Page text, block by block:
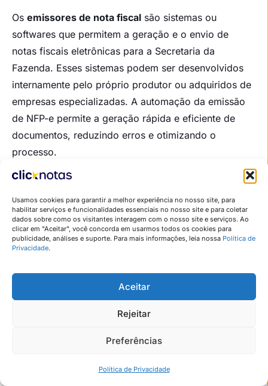
Usamos cookies para garantir a melhor experiência no nosso site, para
habilitar serviços e funcionalidades essenciais no nosso site e para coletar
dados sobre como os visitantes interagem com o nosso site e serviços. Ao
clicar em "Aceitar", você concorda em usarmos todos os cookies para
publicidade, análises e suporte. Para mais informações, leia nossa Política de
Privacidade.
Aceitar
Rejeitar
Preferências
Política de Privacidade
Os emissores de nota fiscal são sistemas ou
softwares que permitem a geração e o envio de
notas fiscais eletrônicas para a Secretaria da
Fazenda. Esses sistemas podem ser desenvolvidos
internamente pelo próprio produtor ou adquiridos de
empresas especializadas. A automação da emissão
de NFP-e permite a geração rápida e eficiente de
documentos, reduzindo erros e otimizando o
processo.
Benefícios da Automação
Eficiência operacional: A automação reduz o
tempo e o esforço necessários para emitir e
gerenciar NFP-e, permitindo que o produtor se
Redução de erros: Sistemas automatizados
ajudam a minimizar erros de preenchimento e
cálculos, garantindo maior precisão nas
Integração com outros sistemas
sistemas de gestão, como ERP e contabilidade,